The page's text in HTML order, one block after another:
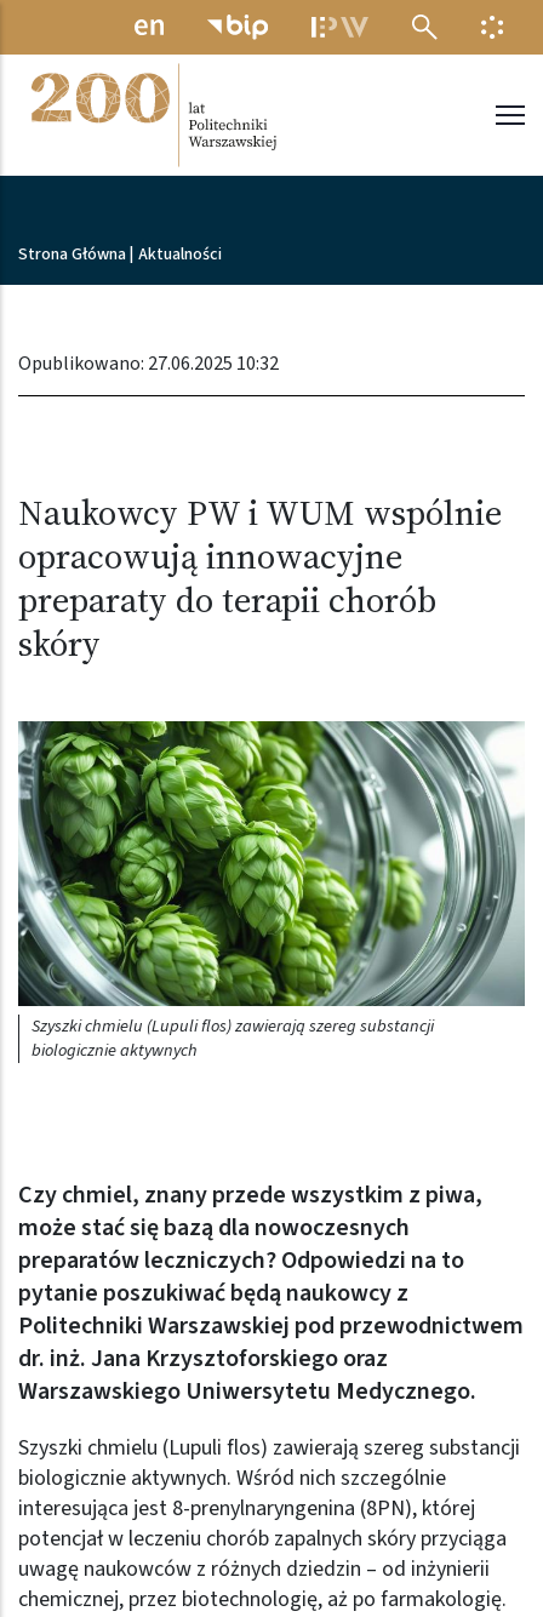
Przejdź do treści
MENU
Ścieżka nawigacyjna
Strona Główna Aktualności
Opublikowano: 27.06.2025 10:32
Naukowcy PW i WUM wspólnie
opracowują innowacyjne
preparaty do terapii chorób
skóry
Obraz (old)
Szyszki chmielu (Lupuli flos) zawierają szereg substancji
biologicznie aktywnych
Czy chmiel, znany przede wszystkim z piwa,
może stać się bazą dla nowoczesnych
preparatów leczniczych? Odpowiedzi na to
pytanie poszukiwać będą naukowcy z
Politechniki Warszawskiej pod przewodnictwem
dr. inż. Jana Krzysztoforskiego oraz
Warszawskiego Uniwersytetu Medycznego.
Szyszki chmielu (Lupuli flos) zawierają szereg substancji
biologicznie aktywnych. Wśród nich szczególnie
interesująca jest 8-prenylnaryngenina (8PN), której
potencjał w leczeniu chorób zapalnych skóry przyciąga
uwagę naukowców z różnych dziedzin – od inżynierii
chemicznej, przez biotechnologię, aż po farmakologię.